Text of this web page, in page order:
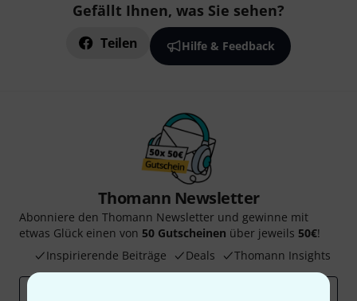
Gefällt Ihnen, was Sie sehen?
Teilen Hilfe & Feedback
Thomann Newsletter
Abonniere den Thomann Newsletter und gewinne mit
etwas Glück einen von 50 Gutscheinen über jeweils 50€!
Inspirierende Beiträge
Deals Thomann Insights